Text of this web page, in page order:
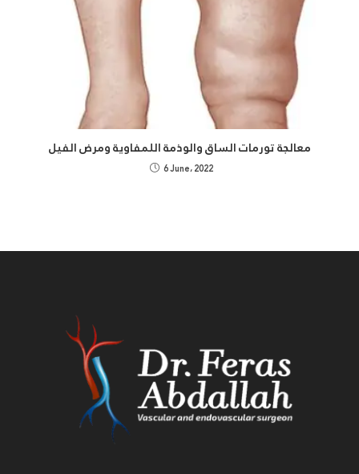
معالجة تورمات الساق والوذمة اللمفاوية ومرض الفيل
6 June، 2022